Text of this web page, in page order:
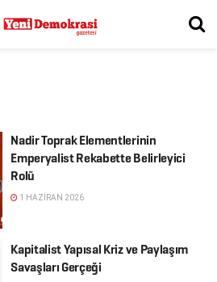
Nadir Toprak Elementlerinin
Emperyalist Rekabette Belirleyici
Rolü
1 HAZIRAN 2026
Kapitalist Yapısal Kriz ve Paylaşım
Savaşları Gerçeği